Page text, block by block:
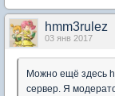
hmm3rulez
03 янв 2017
Можно ещё здесь
сервер. Я